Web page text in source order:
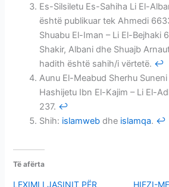
Es-Silsiletu Es-Sahiha Li El-
është publikuar tek Ahmedi
Shuabu El-Iman – Li El-Bejhaki
Shakir, Albani dhe Shuajb
hadith është sahih/i vërtetë. ↩
Aunu El-Meabud Sherhu
Hashijetu Ibn El-Kajim – Li El-
237. ↩
Shih: islamweb dhe islamqa. ↩
Të afërta
LEXIMI I JASINIT PËR HIFZI-